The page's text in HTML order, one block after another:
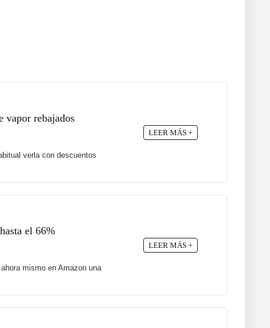
vapor rebajados
verla con descuentos
LEER MÁS +
el 66%
mismo en Amazon una
LEER MÁS +